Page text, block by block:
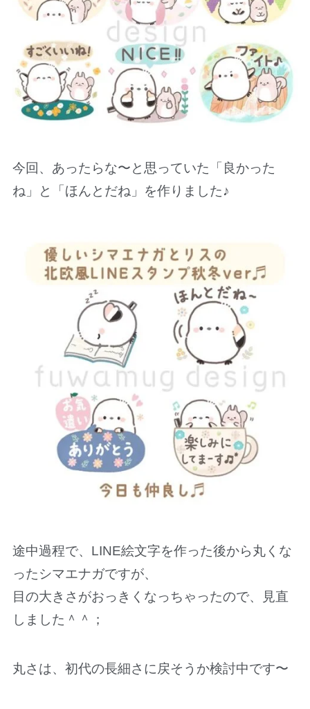
今回、あったらな〜と思っていた「良かった
ね」と「ほんとだね」を作りました♪
途中過程で、LINE絵文字を作った後から丸くな
ったシマエナガですが、
目の大きさがおっきくなっちゃったので、見直
しました＾＾；
丸さは、初代の長細さに戻そうか検討中です〜